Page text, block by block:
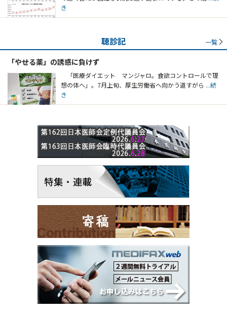
き
聴診記 一覧
「やせる薬」の誘惑に負けず
「医療ダイエット マンジャロ。食欲コントロールで理
想の体へ」。7月上旬、厚生労働省へ向かう道すがら ...続
き